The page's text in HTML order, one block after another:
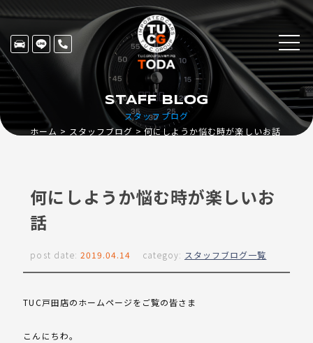
スタッフブログ
STAFF BLOG
ホーム スタッフブログ 何にしようか悩む時が楽しいお話
何にしようか悩む時が楽しいお
話
post date: 2019.04.14 categoy: スタッフブログ一覧
TUC戸田店のホームページをご覧の皆さま
こんにちわ。